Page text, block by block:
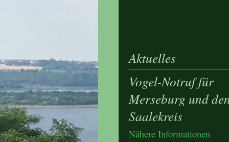
Aktuelles
Vogel-Notruf für
Merseburg und
Saalekreis
Nähere Informationen